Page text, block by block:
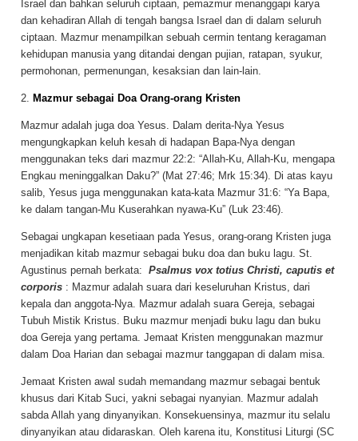
Israel dan bahkan seluruh ciptaan, pemazmur menanggapi karya
dan kehadiran Allah di tengah bangsa Israel dan di dalam seluruh
ciptaan. Mazmur menampilkan sebuah cermin tentang keragaman
kehidupan manusia yang ditandai dengan pujian, ratapan, syukur,
permohonan, permenungan, kesaksian dan lain-lain.
2. Mazmur sebagai Doa Orang-orang Kristen
Mazmur adalah juga doa Yesus. Dalam derita-Nya Yesus
mengungkapkan keluh kesah di hadapan Bapa-Nya dengan
menggunakan teks dari mazmur 22:2: “Allah-Ku, Allah-Ku, mengapa
Engkau meninggalkan Daku?” (Mat 27:46; Mrk 15:34). Di atas kayu
salib, Yesus juga menggunakan kata-kata Mazmur 31:6: “Ya Bapa,
ke dalam tangan-Mu Kuserahkan nyawa-Ku” (Luk 23:46).
Sebagai ungkapan kesetiaan pada Yesus, orang-orang Kristen juga
menjadikan kitab mazmur sebagai buku doa dan buku lagu. St.
Agustinus pernah berkata: Psalmus vox totius Christi, caputis et
corporis : Mazmur adalah suara dari keseluruhan Kristus, dari
kepala dan anggota-Nya. Mazmur adalah suara Gereja, sebagai
Tubuh Mistik Kristus. Buku mazmur menjadi buku lagu dan buku
doa Gereja yang pertama. Jemaat Kristen menggunakan mazmur
dalam Doa Harian dan sebagai mazmur tanggapan di dalam misa.
Jemaat Kristen awal sudah memandang mazmur sebagai bentuk
khusus dari Kitab Suci, yakni sebagai nyanyian. Mazmur adalah
sabda Allah yang dinyanyikan. Konsekuensinya, mazmur itu selalu
dinyanyikan atau didaraskan. Oleh karena itu, Konstitusi Liturgi (SC